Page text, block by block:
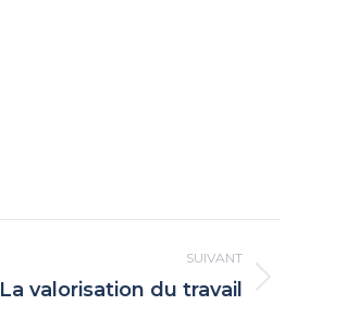
SUIVANT
La valorisation du travail